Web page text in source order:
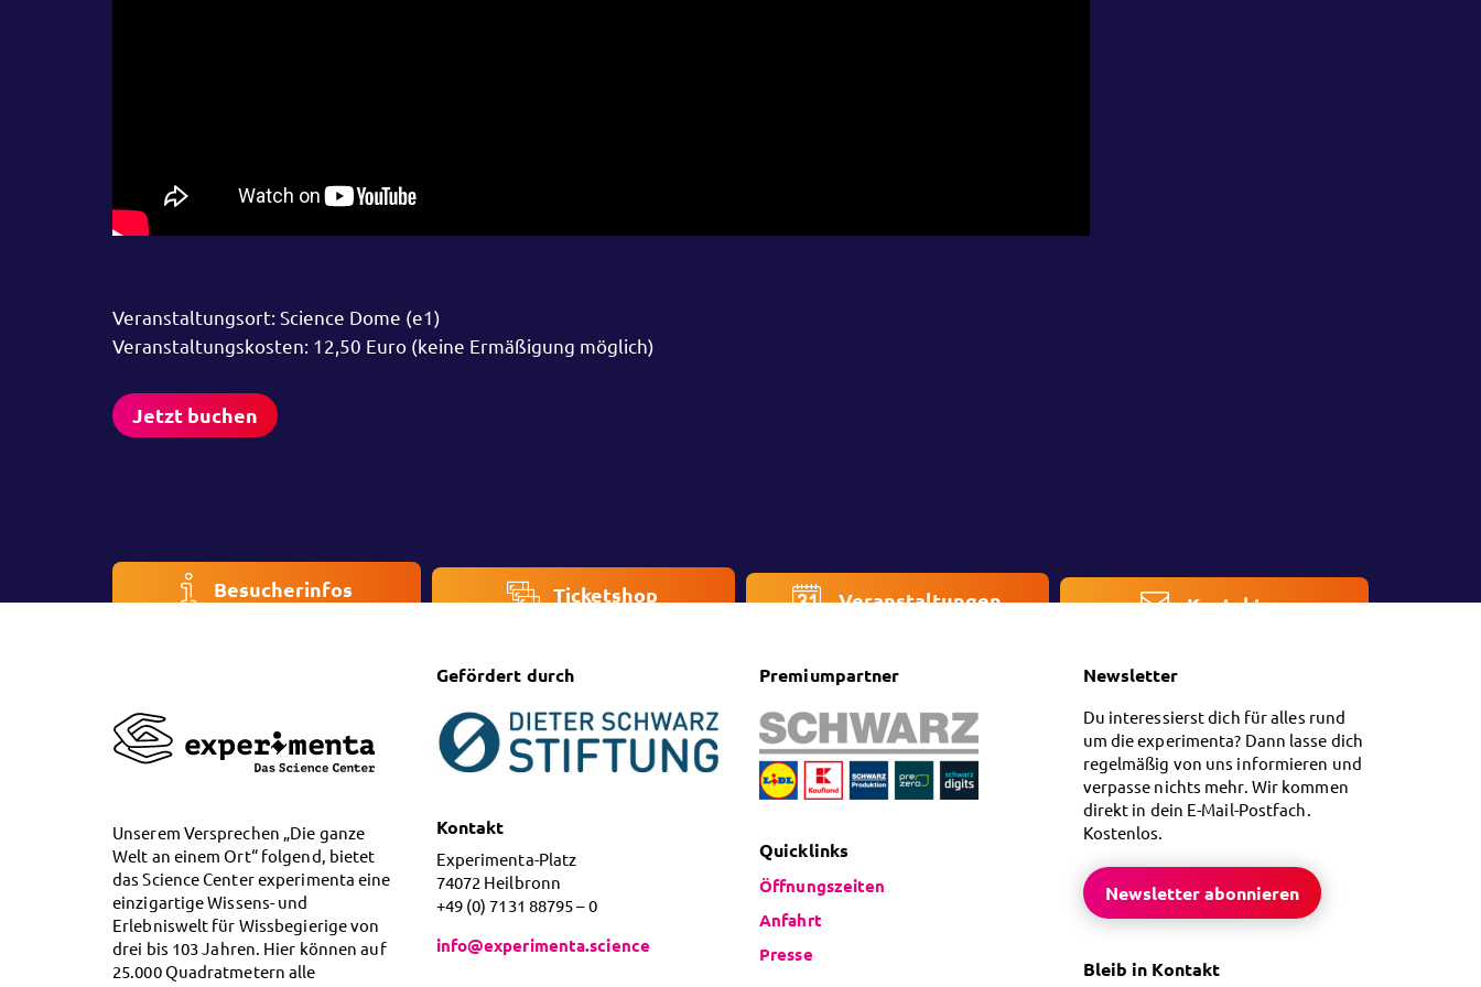
Veranstaltungsort: Science Dome (e1)
Veranstaltungskosten: 12,50 Euro (keine Ermäßigung möglich)
Jetzt buchen
Besucherinfos Ticketshop Veranstaltungen Kontakt
Unserem Versprechen „Die ganze
Welt an einem Ort“ folgend, bietet
das Science Center experimenta eine
einzigartige Wissens- und
Erlebniswelt für Wissbegierige von
drei bis 103 Jahren. Hier können auf
25.000 Quadratmetern alle
Gefördert durch
Kontakt
Experimenta-Platz
74072 Heilbronn
+49 (0) 7131 88795 – 0
info@experimenta.science
Premiumpartner
Quicklinks
Öffnungszeiten
Anfahrt
Presse
Newsletter
Du interessierst dich für alles rund
um die experimenta? Dann lasse dich
regelmäßig von uns informieren und
verpasse nichts mehr. Wir kommen
direkt in dein E-Mail-Postfach.
Kostenlos.
Newsletter abonnieren
Bleib in Kontakt